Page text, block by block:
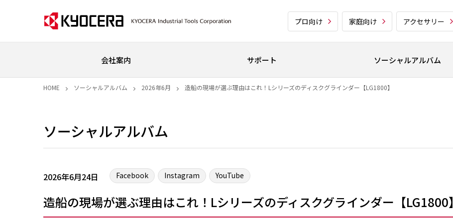
プロ向け 家庭向け アクセサリー
会社案内 サポート ソーシャルアルバム
HOME ソーシャルアルバム 2026年6月 造船の現場が選ぶ理由はこれ！Lシリーズのディスクグラインダー【LG1800】
ソーシャルアルバム
2026年6月24日 Facebook Instagram YouTube
造船の現場が選ぶ理由はこれ！Lシリーズのディスクグラインダー【LG1800】